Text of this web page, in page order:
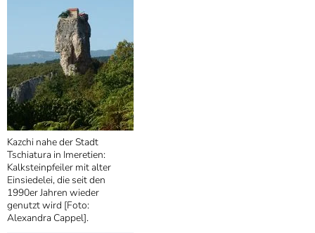
Kazchi nahe der Stadt
Tschiatura in Imeretien:
Kalksteinpfeiler mit alter
Einsiedelei, die seit den
1990er Jahren wieder
genutzt wird [Foto:
Alexandra Cappel].